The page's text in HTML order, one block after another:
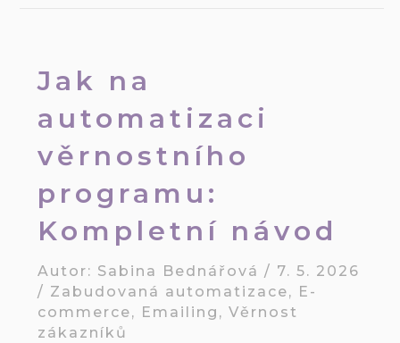
Jak na
automatizaci
věrnostního
programu:
Kompletní návod
Autor: Sabina Bednářová / 7. 5. 2026
/ Zabudovaná automatizace, E-
commerce, Emailing ,Věrnost
zákazníků